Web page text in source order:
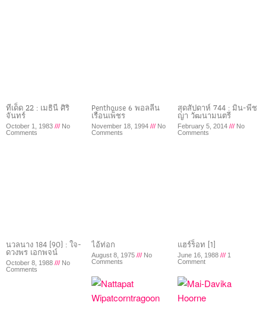
ทีเด็ด 22 : เมธินี ศิริ
จันทร์
October 1, 1983
No
Comments
Penthouse 6 พอลลีน
เรือนเพ็ชร
November 18, 1994
No
Comments
สุดสัปดาห์ 744 : มิน-พีช
ญา วัฒนามนตรี
February 5, 2014
No
Comments
นวลนาง 184 (90) : ใจ-
ดวงพร เอกพจน์
October 8, 1988
No
Comments
ไอ้ท่อก
August 8, 1975
No
Comments
แฮร์ร็อท [1]
June 16, 1988
1
Comment